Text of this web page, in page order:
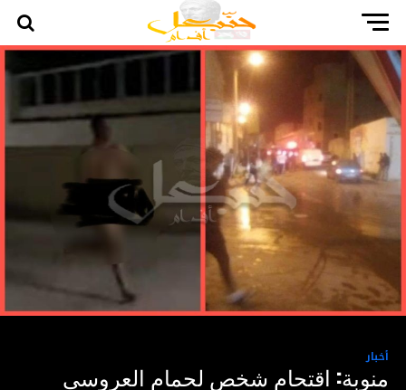
أخبار
منوبة: اقتحام شخص لحمام العروسي